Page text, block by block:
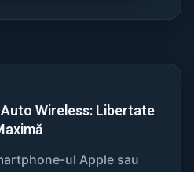
Wireless: Libertate
ul Apple sau